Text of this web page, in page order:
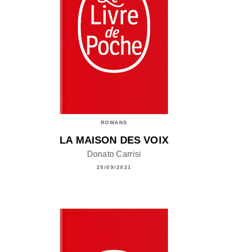
ROMANS
LA MAISON DES VOIX
Donato Carrisi
29/09/2021